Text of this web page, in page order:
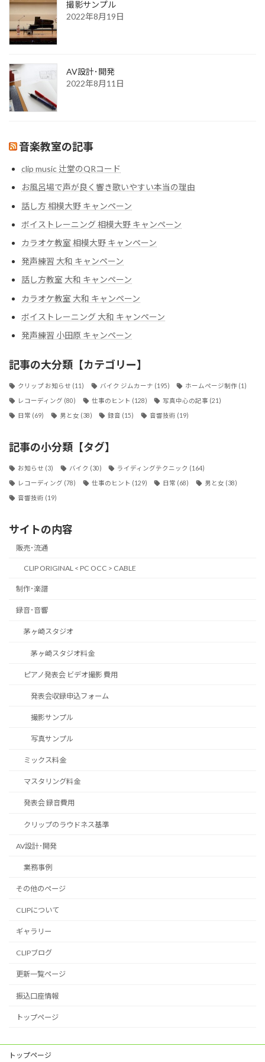
撮影サンプル
2022年8月19日
AV設計･開発
2022年8月11日
音楽教室の記事
clip music 辻堂のQRコード
お風呂場で声が良く響き歌いやすい本当の理由
話し方 相模大野 キャンペーン
ボイストレーニング 相模大野 キャンペーン
カラオケ教室 相模大野 キャンペーン
発声練習 大和 キャンペーン
話し方教室 大和 キャンペーン
カラオケ教室 大和 キャンペーン
ボイストレーニング 大和 キャンペーン
発声練習 小田原 キャンペーン
記事の大分類【カテゴリー】
クリップ お知らせ (11) バイク ジムカーナ (195) ホームページ制作 (1)
レコーディング (80) 仕事のヒント (128) 写真中心の記事 (21)
日常 (69) 男と女 (38) 録音 (15) 音響技術 (19)
記事の小分類【タグ】
お知らせ (3) バイク (30) ライディングテクニック (164)
レコーディング (78) 仕事のヒント (129) 日常 (68) 男と女 (38)
音響技術 (19)
サイトの内容
販売･流通
CLIP ORIGINAL < PC OCC > CABLE
制作･楽譜
録音･音響
茅ヶ崎スタジオ
茅ヶ崎スタジオ料金
ピアノ発表会 ビデオ撮影 費用
発表会収録申込フォーム
撮影サンプル
写真サンプル
ミックス料金
マスタリング料金
発表会 録音費用
クリップのラウドネス基準
AV設計･開発
業務事例
その他のページ
CLIPについて
ギャラリー
CLIPブログ
更新一覧ページ
振込口座情報
トップページ
トップページ